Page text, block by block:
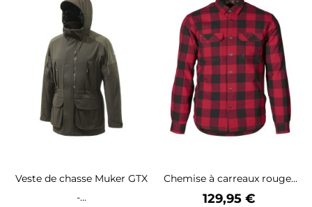
Veste de chasse Muker GTX
-...
Chemise à carreaux rouge...
Prix
129,95 €